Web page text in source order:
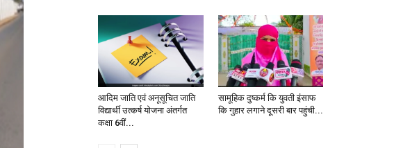
आदिम जाति एवं अनूसूचित जाति
विद्यार्थी उत्कर्ष योजना अंतर्गत
कक्षा 6वीं...
सामूहिक दुष्कर्म कि युवती इंसाफ
कि गुहार लगाने दूसरी बार पहुंची...